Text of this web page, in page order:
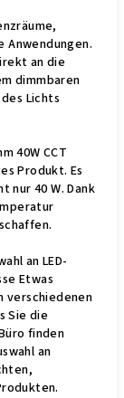
Anwendungen.
an die
dimmbaren
Lichts
40W CCT
Produkt. Es
nur 40 W. Dank
an LED-
Etwas
verschiedenen
Sie die
finden
an